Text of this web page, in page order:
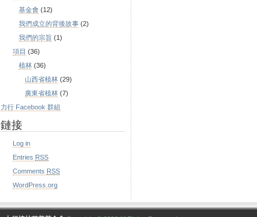
基金會 (12)
我們成立的背後故事 (2)
我們的宗旨 (1)
項目 (36)
植林 (36)
山西省植林 (29)
廣東省植林 (7)
力行 Facebook 群組
鏈接
Log in
Entries RSS
Comments RSS
WordPress.org